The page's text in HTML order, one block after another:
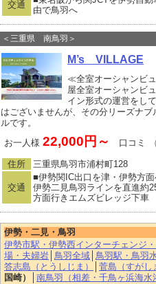
交通
由で鳥羽へ
＜三重県 南鳥羽＞
M’s VILLAGE
≪全室オーシャンビ
屋全室オーシャンビ
イン形式の運営をし
はございませんが、その分リーズナ
ルです。
お一人様 22,000円～ 口コミ
住所 三重県鳥羽市浦村町128
交通
■伊勢関IC出口を津・伊勢方
伊勢二見鳥羽ラインを直進約
方面行きエムズビレッジ下車
伊勢・二見・鳥羽
伊勢市駅・伊勢西インターチェンジ
場・夫婦岩 鳥羽全域 鳥羽駅・鳥羽
答志島（とうしじま）
菅島（すがし
国崎）
南鳥羽（相差・千鳥ヶ浜海水